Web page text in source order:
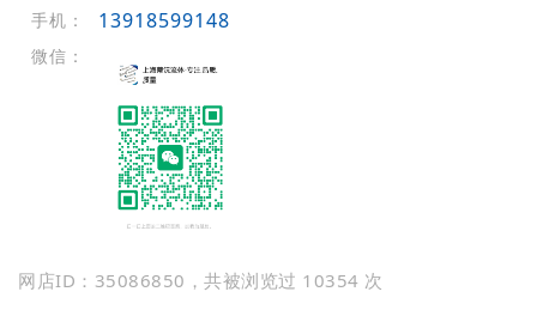
手机： 13918599148
微信：
网店ID：35086850，共被浏览过 10354 次